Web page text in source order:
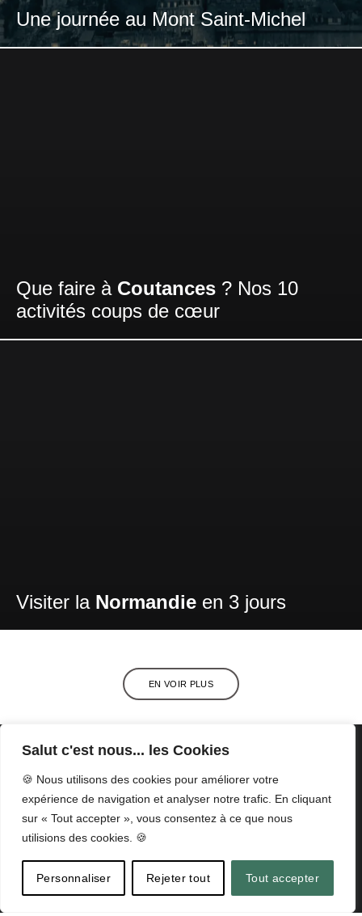
Salut c'est nous... les Cookies
🍪 Nous utilisons des cookies pour améliorer votre
expérience de navigation et analyser notre trafic. En cliquant
sur « Tout accepter », vous consentez à ce que nous
utilisions des cookies. 🍪
Personnaliser Rejeter tout Tout accepter
Une journée au Mont Saint-Michel
Que faire à Coutances ? Nos 10
activités coups de cœur
Visiter la Normandie en 3 jours
EN VOIR PLUS
©2026 Nos Coeurs Voyageurs - Mentions légales et confidentialité